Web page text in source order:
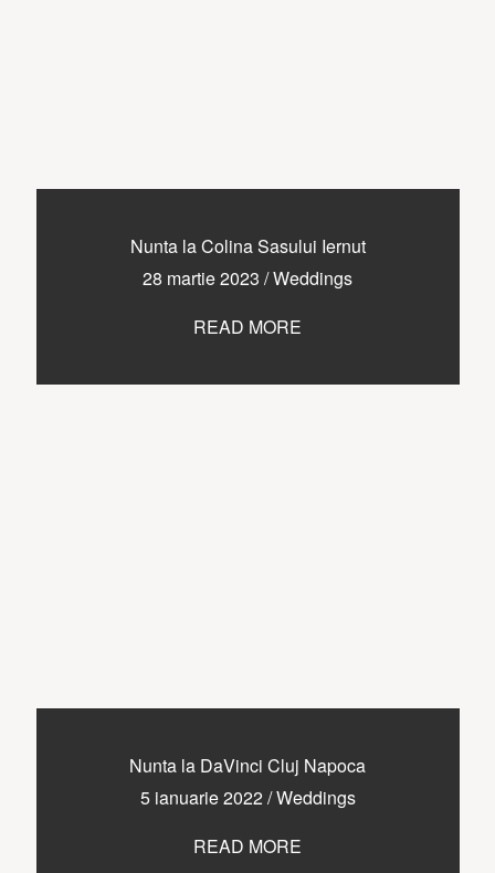
Nunta la Colina Sasului Iernut
28 martie 2023 /Weddings
READ MORE
Nunta la DaVinci Cluj Napoca
5 ianuarie 2022/Weddings
READ MORE